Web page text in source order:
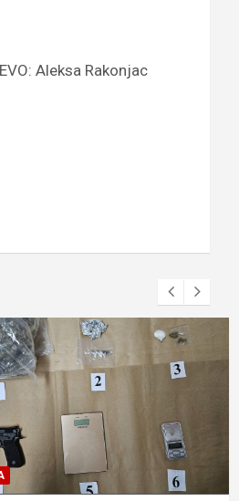
Aleksa Rakonjac